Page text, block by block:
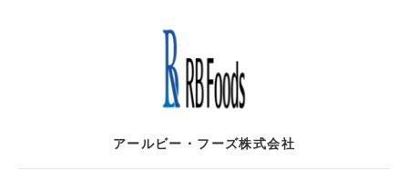
アールビー・フーズ株式会社